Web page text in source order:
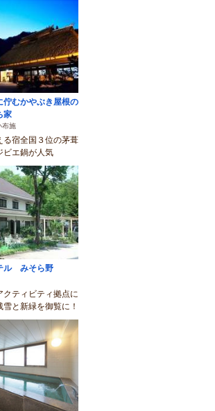
佇むかやぶき屋根の
家
布施
る宿全国３位の茅葺
ビエ鍋が人気
ル みそら野
クティビティ拠点に
と新緑を御覧に！